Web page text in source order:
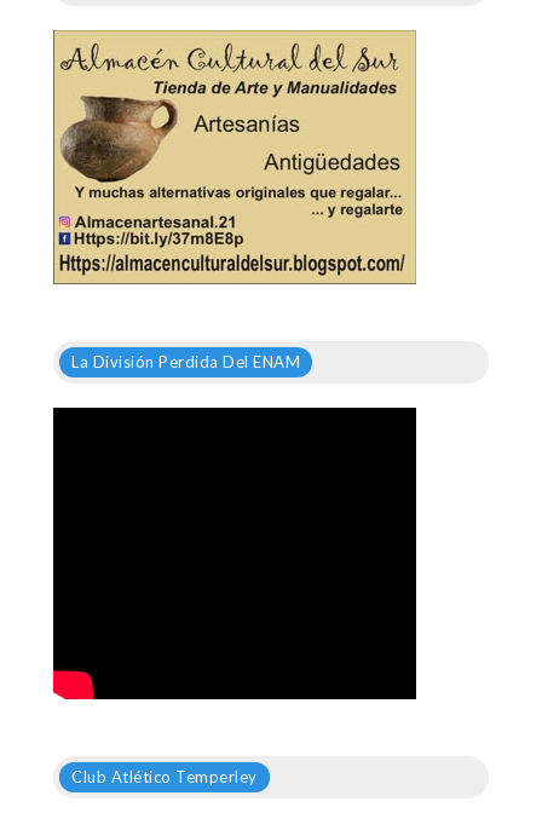
La División Perdida Del ENAM
Club Atlético Temperley